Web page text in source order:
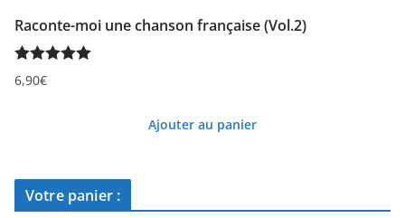
Raconte-moi une chanson française (Vol.2)
Note5.00
6,90€
Ajouter au panier
Votre panier :